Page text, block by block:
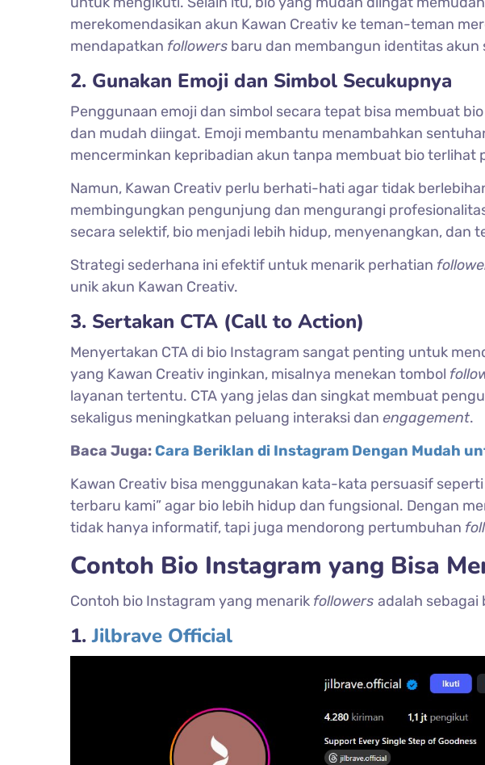
merekomendasikan akun Kawan Creativ ke teman-teman
mendapatkan followers baru dan membangun identitas akun
2. Gunakan Emoji dan Simbol Secukupnya
Penggunaan emoji dan simbol secara tepat bisa membuat
dan mudah diingat. Emoji membantu menambahkan
mencerminkan kepribadian akun tanpa membuat bio terlihat
Namun, Kawan Creativ perlu berhati-hati agar tidak
membingungkan pengunjung dan mengurangi
secara selektif, bio menjadi lebih hidup, menyenangkan, dan
Strategi sederhana ini efektif untuk menarik perhatian
unik akun Kawan Creativ.
3. Sertakan CTA (Call to Action)
Menyertakan CTA di bio Instagram sangat penting untuk
yang Kawan Creativ inginkan, misalnya menekan tombol
layanan tertentu. CTA yang jelas dan singkat membuat
sekaligus meningkatkan peluang interaksi dan engagement.
Baca Juga:Cara Beriklan di Instagram Dengan Mudah
Kawan Creativ bisa menggunakan kata-kata persuasif
terbaru kami” agar bio lebih hidup dan fungsional. Dengan
tidak hanya informatif, tapi juga mendorong pertumbuhan
Contoh Bio Instagram yang Bisa
Contoh bio Instagram yang menarik followers adalah sebagai
1.Jilbrave Official